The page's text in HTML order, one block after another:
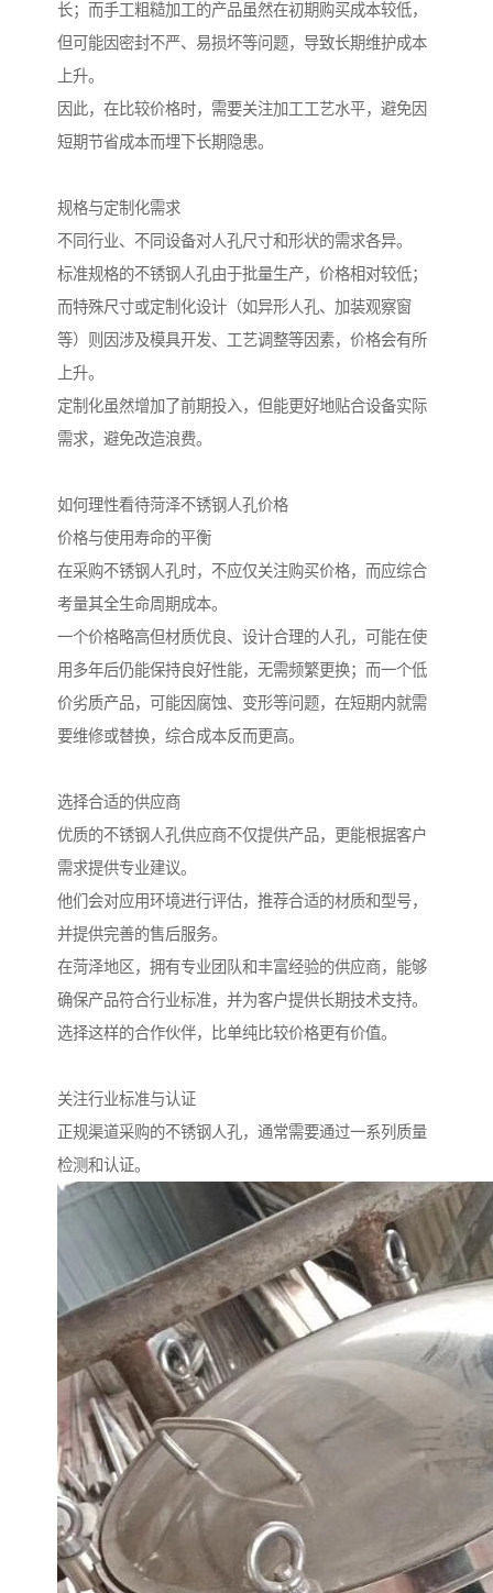
长；而手工粗糙加工的产品虽然在初期购买成本较低，
但可能因密封不严、易损坏等问题，导致长期维护成本
上升。
因此，在比较价格时，需要关注加工工艺水平，避免因
短期节省成本而埋下长期隐患。
规格与定制化需求
不同行业、不同设备对人孔尺寸和形状的需求各异。
标准规格的不锈钢人孔由于批量生产，价格相对较低；
而特殊尺寸或定制化设计（如异形人孔、加装观察窗
等）则因涉及模具开发、工艺调整等因素，价格会有所
上升。
定制化虽然增加了前期投入，但能更好地贴合设备实际
需求，避免改造浪费。
如何理性看待菏泽不锈钢人孔价格
价格与使用寿命的平衡
在采购不锈钢人孔时，不应仅关注购买价格，而应综合
考量其全生命周期成本。
一个价格略高但材质优良、设计合理的人孔，可能在使
用多年后仍能保持良好性能，无需频繁更换；而一个低
价劣质产品，可能因腐蚀、变形等问题，在短期内就需
要维修或替换，综合成本反而更高。
选择合适的供应商
优质的不锈钢人孔供应商不仅提供产品，更能根据客户
需求提供专业建议。
他们会对应用环境进行评估，推荐合适的材质和型号，
并提供完善的售后服务。
在菏泽地区，拥有专业团队和丰富经验的供应商，能够
确保产品符合行业标准，并为客户提供长期技术支持。
选择这样的合作伙伴，比单纯比较价格更有价值。
关注行业标准与认证
正规渠道采购的不锈钢人孔，通常需要通过一系列质量
检测和认证。